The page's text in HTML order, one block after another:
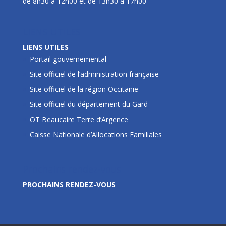
LIENS UTILES
Portail gouvernemental
Site officiel de l’administration française
Site officiel de la région Occitanie
Site officiel du département du Gard
OT Beaucaire Terre d’Argence
Caisse Nationale d’Allocations Familiales
PROCHAINS RENDEZ-VOUS